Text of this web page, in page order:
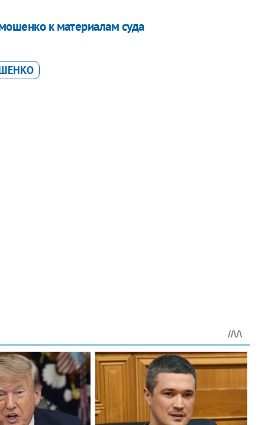
к материалам суда